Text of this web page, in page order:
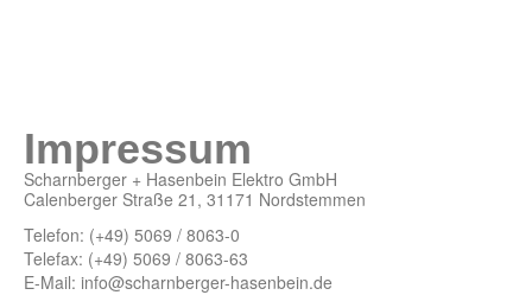
Impressum
Scharnberger + Hasenbein Elektro GmbH
Calenberger Straße 21, 31171 Nordstemmen
Telefon: (+49) 5069 / 8063-0
Telefax: (+49) 5069 / 8063-63
E-Mail: info@scharnberger-hasenbein.de